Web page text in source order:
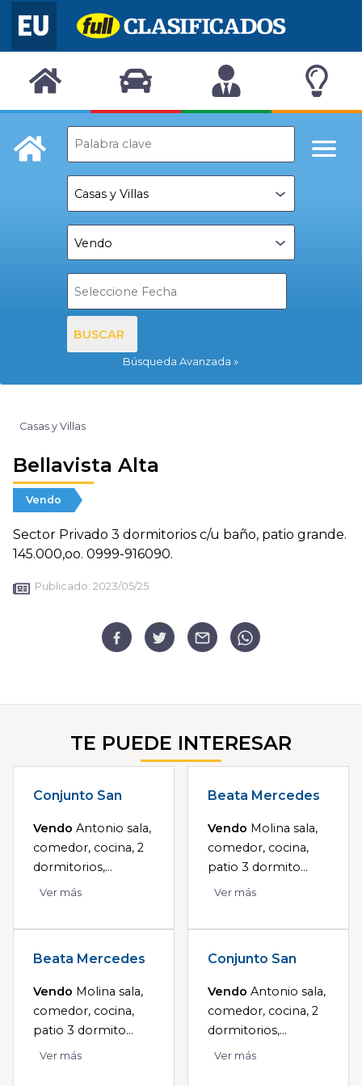
BUSCAR
Búsqueda Avanzada
Casas y Villas
Bellavista Alta
Vendo
Sector Privado 3 dormitorios c/u baño, patio grande.
145.000,oo. 0999-916090.
Publicado: 2023/05/25
TE PUEDE INTERESAR
Conjunto San
Vendo Antonio sala,
comedor, cocina, 2
dormitorios,...
Ver más
Beata Mercedes
Vendo Molina sala,
comedor, cocina,
patio 3 dormito...
Ver más
Beata Mercedes
Vendo Molina sala,
comedor, cocina,
patio 3 dormito...
Ver más
Conjunto San
Vendo Antonio sala,
comedor, cocina, 2
dormitorios,...
Ver más